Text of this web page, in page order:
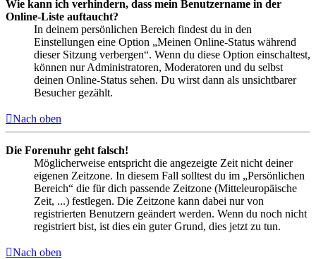
Wie kann ich verhindern, dass mein Benutzername in der
Online-Liste auftaucht?
In deinem persönlichen Bereich findest du in den
Einstellungen eine Option „Meinen Online-Status während
dieser Sitzung verbergen“. Wenn du diese Option einschaltest,
können nur Administratoren, Moderatoren und du selbst
deinen Online-Status sehen. Du wirst dann als unsichtbarer
Besucher gezählt.
Nach oben
Die Forenuhr geht falsch!
Möglicherweise entspricht die angezeigte Zeit nicht deiner
eigenen Zeitzone. In diesem Fall solltest du im „Persönlichen
Bereich“ die für dich passende Zeitzone (Mitteleuropäische
Zeit, ...) festlegen. Die Zeitzone kann dabei nur von
registrierten Benutzern geändert werden. Wenn du noch nicht
registriert bist, ist dies ein guter Grund, dies jetzt zu tun.
Nach oben